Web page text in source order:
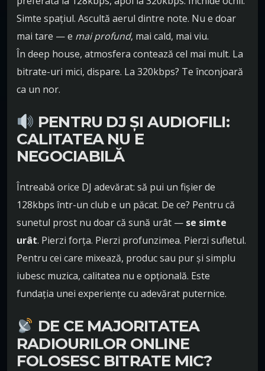
Simte spațiul. Ascultă aerul dintre note. Nu e doar
mai tare — e mai profund, mai cald, mai viu.
În deep house, atmosfera contează cel mai mult. La
bitrate-uri mici, dispare. La 320kbps? Te înconjoară
ca un nor.
PENTRU DJ ȘI AUDIOFILI:
CALITATEA NU E
NEGOCIABILĂ
Întreabă orice DJ adevărat: să pui un fișier de
128kbps într-un club e un păcat. De ce? Pentru că
sunetul prost nu doar că sună urât — se simte
urât. Pierzi forța. Pierzi profunzimea. Pierzi sufletul.
Pentru cei care mixează, produc sau pur și simplu
iubesc muzica, calitatea nu e opțională. Este
fundația unei experiențe cu adevărat puternice.
DE CE MAJORITATEA
RADIOURILOR ONLINE
FOLOSESC BITRATE MIC?